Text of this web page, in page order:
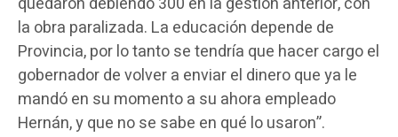
la obra paralizada. La educación depende de
Provincia, por lo tanto se tendría que hacer cargo el
gobernador de volver a enviar el dinero que ya le
mandó en su momento a su ahora empleado
Hernán, y que no se sabe en qué lo usaron”.